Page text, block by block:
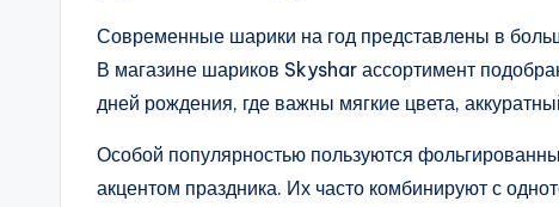
Современные шарики на год представлены в
В магазине шариков Skyshar ассортимент
дней рождения, где важны мягкие цвета,
Особой популярностью пользуются
акцентом праздника. Их часто комбинируют с